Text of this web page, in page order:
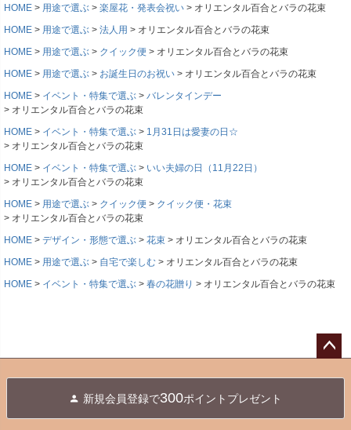
HOME
用途で選ぶ 楽屋花・発表会祝い
オリエンタル百合とバラの花束
HOME
用途で選ぶ 法人用
オリエンタル百合とバラの花束
HOME
用途で選ぶ クイック便
オリエンタル百合とバラの花束
HOME
用途で選ぶ お誕生日のお祝い
オリエンタル百合とバラの花束
HOME
イベント・特集で選ぶ
バレンタインデー
オリエンタル百合とバラの花束
HOME
イベント・特集で選ぶ
1月31日は愛妻の日☆
オリエンタル百合とバラの花束
HOME
イベント・特集で選ぶ
いい夫婦の日（11月22日）
オリエンタル百合とバラの花束
HOME
用途で選ぶ クイック便
クイック便・花束
オリエンタル百合とバラの花束
HOME
デザイン・形態で選ぶ 花束
オリエンタル百合とバラの花束
HOME
用途で選ぶ 自宅で楽しむ
オリエンタル百合とバラの花束
HOME
イベント・特集で選ぶ 春の花贈り オリエンタル百合とバラの花束
へ
新規会員登録で300ポイントプレゼント